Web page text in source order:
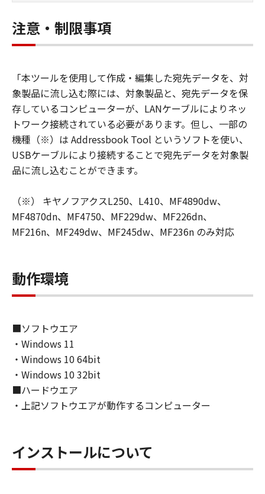
サーは、本ソフトウェアがユーザーの特定
の目的のために適当であること、もしくは
関していかなる保証もいたしません。
キヤノンマーケティングジャパンおよびキ
ヤノンマーケティングジャパンのライセン
サーは、本ソフトウェアの使用に付随また
は関連して生ずる直接的または間接的な損
失、損害等について、いかなる場合におい
ユーザーは、日本国政府または該当国の政
府より必要な許可等を得ることなしに、本
ソフトウエアの全部または一部を、直接ま
以上
注意・制限事項
「本ツールを使用して作成・編集した宛先データを、対
象製品に流し込む際には、対象製品と、宛先データを保
存しているコンピューターが、LANケーブルによりネッ
トワーク接続されている必要があります。但し、一部の
機種（※）は Addressbook Tool というソフトを使い、
USBケーブルにより接続することで宛先データを対象製
品に流し込むことができます。
（※） キヤノフアクスL250、L410、MF4890dw、
MF4870dn、MF4750、MF229dw、MF226dn、
MF216n、MF249dw、MF245dw、MF236n のみ対応
動作環境
■ソフトウエア
・Windows 11
・Windows 10 64bit
・Windows 10 32bit
■ハードウエア
・上記ソフトウエアが動作するコンピューター
インストールについて